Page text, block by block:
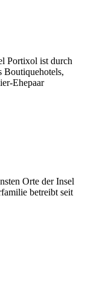
Portixol ist durch
Boutiquehotels,
Ehepaar
Orte der Insel
betreibt seit